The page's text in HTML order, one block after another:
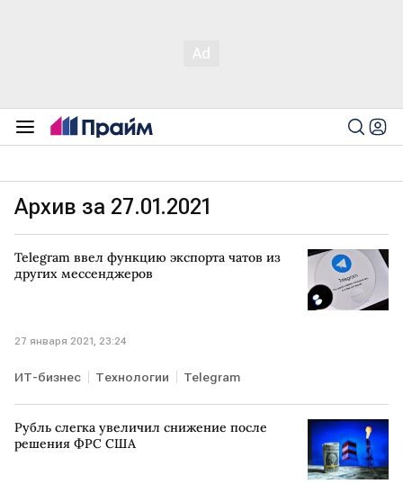
Архив за 27.01.2021
Telegram ввел функцию экспорта чатов из
других мессенджеров
27 января 2021, 23:24
ИТ-бизнес Технологии Telegram
Рубль слегка увеличил снижение после
решения ФРС США